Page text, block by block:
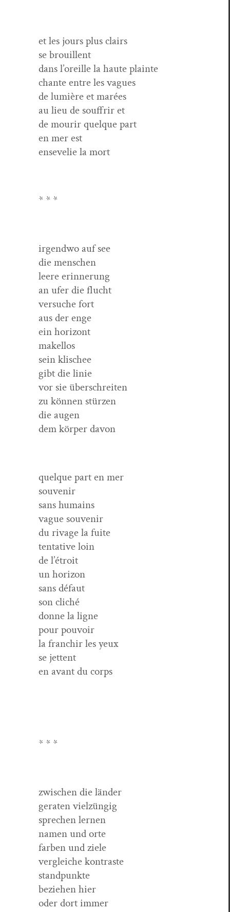
et les jours plus clairs
se brouillent
dans l’oreille la haute plainte
chante entre les vagues
de lumière et marées
au lieu de souf­frir et
de mourir quelque part
en mer est
ensevelie la mort
* * *
irgend­wo auf see
die menschen
leere erinnerung
an ufer die flucht
ver­suche fort
aus der enge
ein horizont
makellos
sein klischee
gibt die linie
vor sie überschreiten
zu kön­nen stürzen
die augen
dem kör­p­er davon
quelque part en mer
souvenir
sans humains
vague souvenir
du rivage la fuite
ten­ta­tive loin
de l’étroit
un horizon
sans défaut
son cliché
donne la ligne
pour pouvoir
la franchir les yeux
se jettent
en avant du corps
* * *
zwis­chen die länder
ger­at­en vielzüngig
sprechen lernen
namen und orte
far­ben und ziele
ver­gle­iche kontraste
standpunkte
beziehen hier
oder dort immer